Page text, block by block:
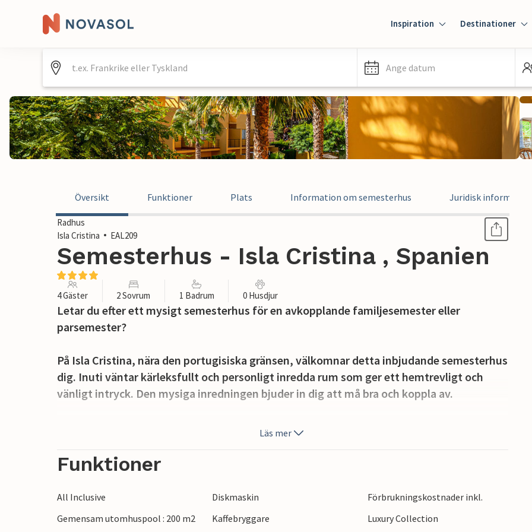
Inspiration Destinationer
Ange datum
Översikt Funktioner Plats Information om semesterhus Juridisk
Radhus
Isla Cristina
EAL209
Semesterhus - Isla Cristina , Spanien
4 Gäster 2 Sovrum 1 Badrum 0 Husdjur
Letar du efter ett mysigt semesterhus för en avkopplande familjesemester eller
parsemester?
På Isla Cristina, nära den portugisiska gränsen, välkomnar detta inbjudande semesterhus
dig. Inuti väntar kärleksfullt och personligt inredda rum som ger ett hemtrevligt och
vänligt intryck. Den mysiga inredningen bjuder in dig att må bra och koppla av.
Från vardagsrummet kliver du ut på den vackra terrassen. Njut av ett nybryggt kaffe på
favoritbok på eftermiddagen. Under varma dagar inbjuder den gemensamma
lockar den breda, soliga sandstranden med blått vatten och frisk havsluft. Du har också
Läs mer
Funktioner
All Inclusive Diskmaskin
Förbrukningskostnader inkl.
Gemensam utomhuspool : 200 m2
Kaffebryggare
Luxury Collection